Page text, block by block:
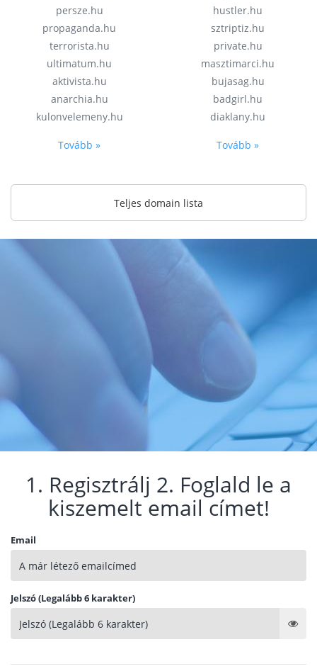
persze.hu
propaganda.hu
terrorista.hu
ultimatum.hu
aktivista.hu
anarchia.hu
kulonvelemeny.hu
Tovább »
hustler.hu
sztriptiz.hu
private.hu
masztimarci.hu
bujasag.hu
badgirl.hu
diaklany.hu
Tovább »
Teljes domain lista
1. Regisztrálj 2. Foglald le a
kiszemelt email címet!
Email
Jelszó (Legalább 6 karakter)